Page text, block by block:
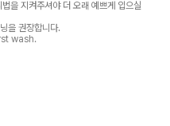
을 지켜주셔야 더 오래 예쁘게 입으실
을 권장합니다.
wash.